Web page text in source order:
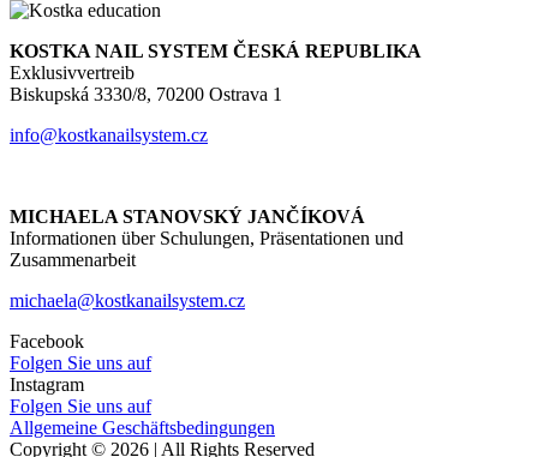
KOSTKA NAIL SYSTEM ČESKÁ REPUBLIKA
Exklusivvertreib
Biskupská 3330/8, 70200 Ostrava 1
info@kostkanailsystem.cz
MICHAELA STANOVSKÝ JANČÍKOVÁ
Informationen über Schulungen, Präsentationen und
Zusammenarbeit
michaela@kostkanailsystem.cz
Facebook
Folgen Sie uns auf
Instagram
Folgen Sie uns auf
Allgemeine Geschäftsbedingungen
Copyright © 2026 | All Rights Reserved